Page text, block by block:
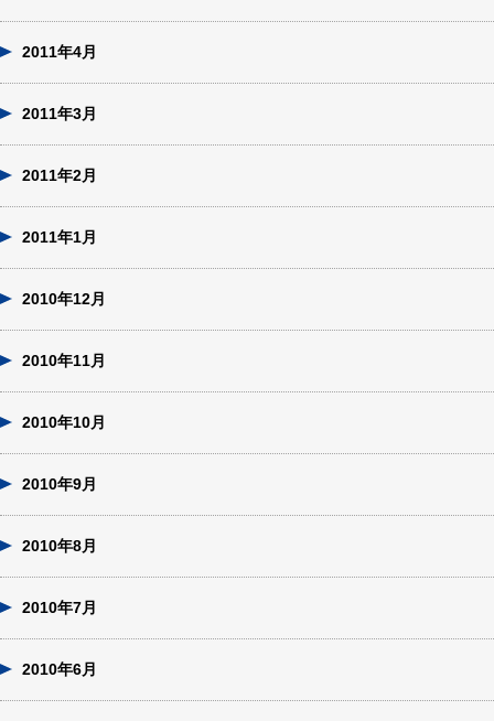
2011年4月
2011年3月
2011年2月
2011年1月
2010年12月
2010年11月
2010年10月
2010年9月
2010年8月
2010年7月
2010年6月